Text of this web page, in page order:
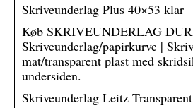
Skriveunderlag Plus 40×53 klar
Køb SKRIVEUNDERLAG
Skriveunderlag/papirkurve |
mat/transparent plast med
undersiden.
Skriveunderlag Leitz